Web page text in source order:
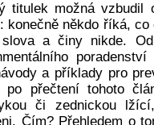
titulek možná vzbudil
konečně někdo říká,
a činy nikde.
a příklady pro
přečtení tohoto
či zednickou
Čím? Přehledem o